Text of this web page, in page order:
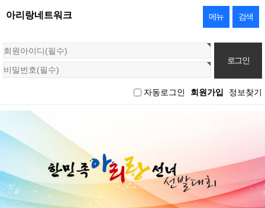
아리랑네트워크 메뉴 검색
회
원
로
자동로그인 회원가입 정보찾기